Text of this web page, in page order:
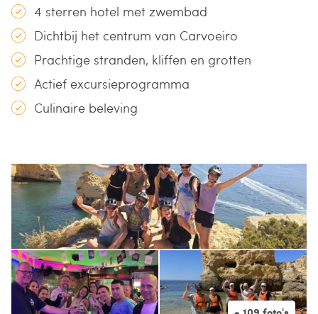
4 sterren hotel met zwembad
Dichtbij het centrum van Carvoeiro
Prachtige stranden, kliffen en grotten
Actief excursieprogramma
Culinaire beleving